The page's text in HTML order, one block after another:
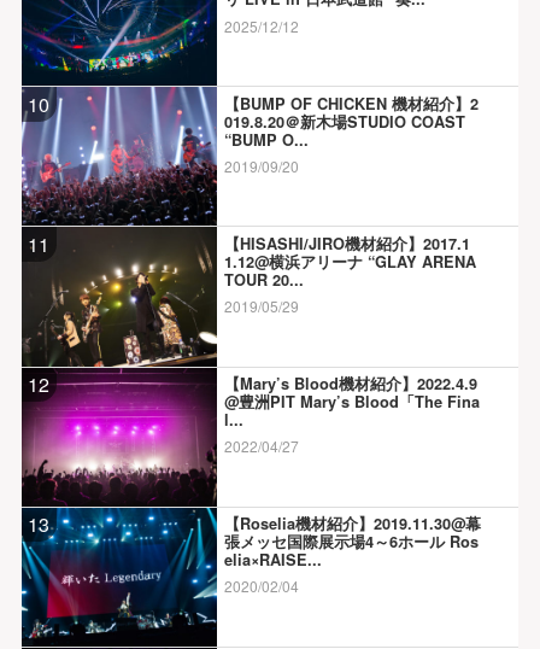
2025/12/12
10
【BUMP OF CHICKEN 機材紹介】2
019.8.20＠新木場STUDIO COAST
“BUMP O...
2019/09/20
11
【HISASHI/JIRO機材紹介】2017.1
1.12@横浜アリーナ “GLAY ARENA
TOUR 20...
2019/05/29
12
【Mary’s Blood機材紹介】2022.4.9
@豊洲PIT Mary’s Blood「The Fina
l...
2022/04/27
13
【Roselia機材紹介】2019.11.30@幕
張メッセ国際展示場4～6ホール Ros
elia×RAISE...
2020/02/04